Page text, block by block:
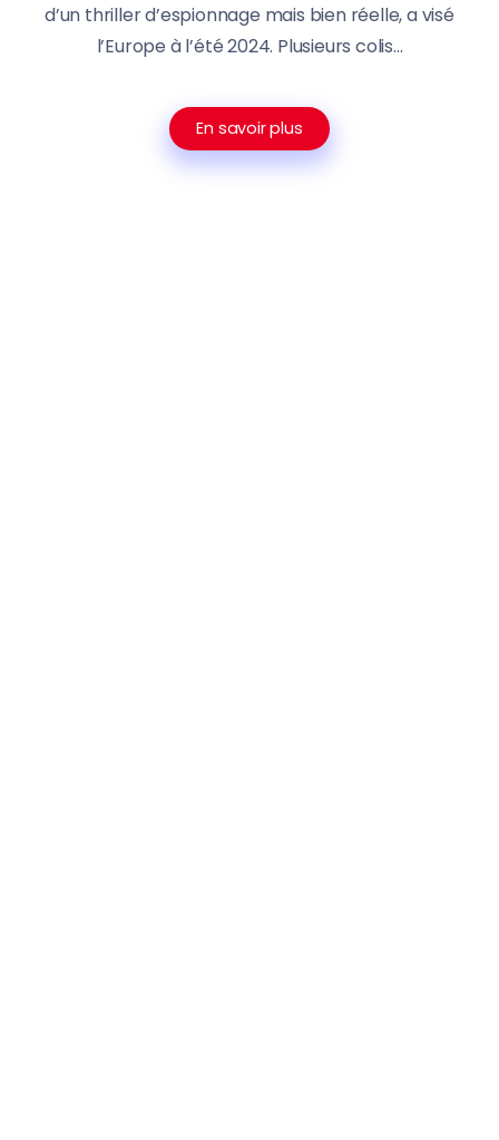
d’un thriller d’espionnage mais bien réelle, a visé
l’Europe à l’été 2024. Plusieurs colis...
En savoir plus